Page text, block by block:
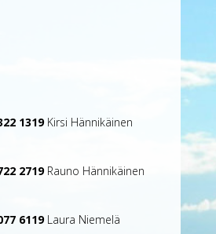
1319Kirsi Hännikäinen
2719Rauno Hännikäinen
6119Laura Niemelä